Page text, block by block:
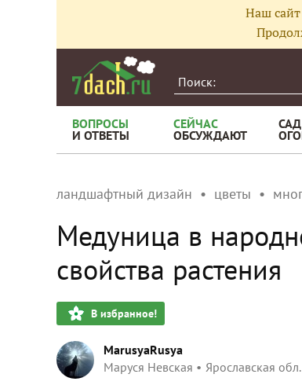
Наш сайт
ВОПРОСЫ
И ОТВЕТЫ
СЕЙЧАС
ОБСУЖДАЮТ
ландшафтный дизайн цветы
Медуница в
свойства растения
В избранное!
MarusyaRusya
Маруся Невская
Ярославская обл.